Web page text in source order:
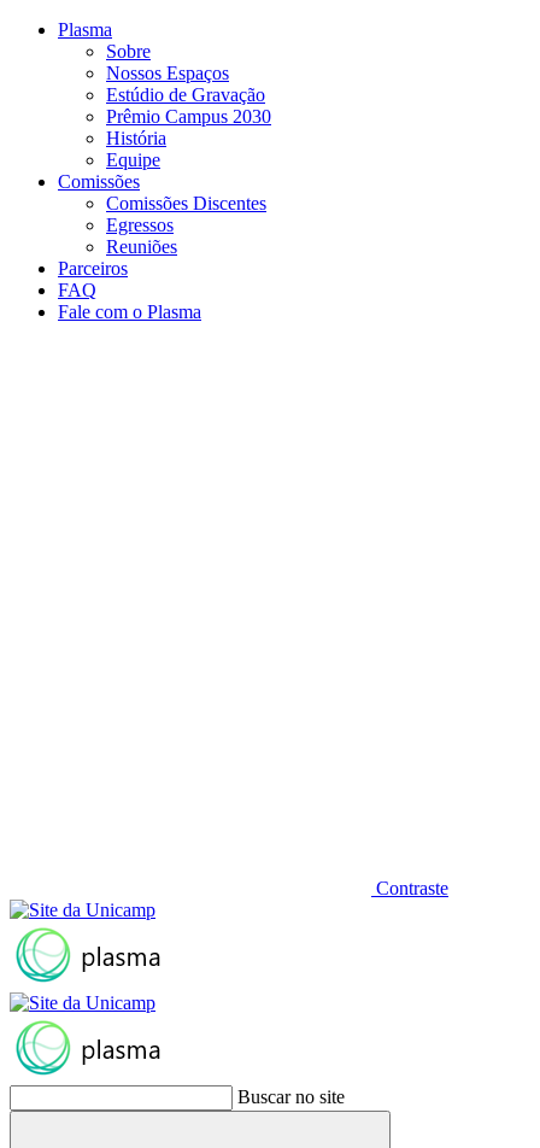
Conteúdo principal
Plasma
Sobre
Nossos Espaços
Estúdio de Gravação
Prêmio Campus 2030
História
Equipe
Comissões
Comissões Discentes
Egressos
Reuniões
Parceiros
FAQ
Fale com o Plasma
Contraste
Buscar no site